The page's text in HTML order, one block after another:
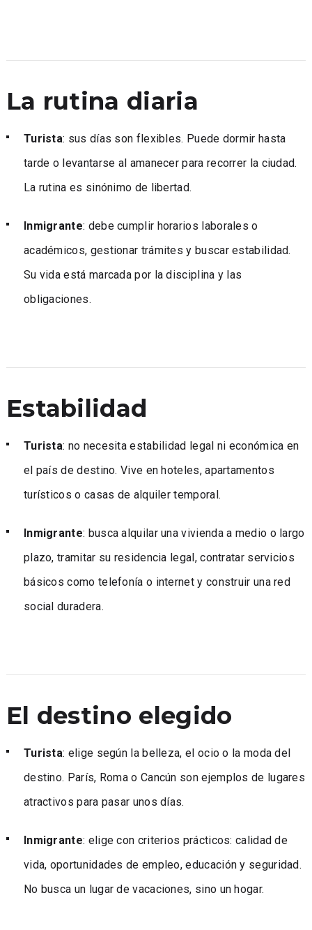
La rutina diaria
Turista: sus días son flexibles. Puede dormir hasta
tarde o levantarse al amanecer para recorrer la ciudad.
La rutina es sinónimo de libertad.
Inmigrante: debe cumplir horarios laborales o
académicos, gestionar trámites y buscar estabilidad.
Su vida está marcada por la disciplina y las
obligaciones.
Estabilidad
Turista: no necesita estabilidad legal ni económica en
el país de destino. Vive en hoteles, apartamentos
turísticos o casas de alquiler temporal.
Inmigrante: busca alquilar una vivienda a medio o largo
plazo, tramitar su residencia legal, contratar servicios
básicos como telefonía o internet y construir una red
social duradera.
El destino elegido
Turista: elige según la belleza, el ocio o la moda del
destino. París, Roma o Cancún son ejemplos de lugares
atractivos para pasar unos días.
Inmigrante: elige con criterios prácticos: calidad de
vida, oportunidades de empleo, educación y seguridad.
No busca un lugar de vacaciones, sino un hogar.